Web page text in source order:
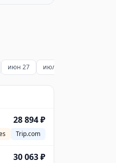
июн 27 июл 27
28 894 ₽
Trip.com
30 063 ₽